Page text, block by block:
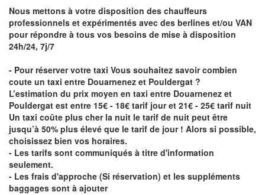
Nous mettons à votre disposition des chauffeurs
professionnels et expérimentés avec des berlines et/ou VAN
pour répondre à tous vos besoins de mise à disposition
24h/24, 7j/7
- Pour réserver votre taxi Vous souhaitez savoircombien
coute un taxi entre Douarnenez et Pouldergat ?
L’estimation du prix moyen en taxi entre Douarnenez et
Pouldergat est entre 15€ - 18€ tarif jour et 21€ - 25€ tarif nuit
Un taxi coûte plus cher la nuit le tarif de nuit peut être
jusqu’à 50% plus élevé que le tarif de jour ! Alors si possible,
choisissez bien vos horaires.
- Les tarifs sont communiqués à titre d'information
seulement.
- Les frais d'approche (Si réservation) et les suppléments
baggages sont à ajouter